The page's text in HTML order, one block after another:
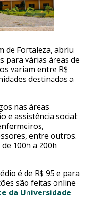
de Fortaleza, abriu
para várias áreas de
variam entre R$
destinadas a
nas áreas
e assistência social:
entre outros.
100h a 200h
é de R$ 95 e para
são feitas online
da Universidade